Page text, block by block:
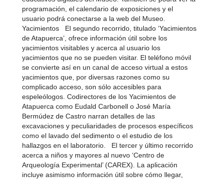
programación, el calendario de exposiciones y el
usuario podrá conectarse a la web del Museo.
Yacimientos El segundo recorrido, titulado ‘Yacimientos
de Atapuerca’, ofrece información útil sobre los
yacimientos visitables y acerca al usuario los
yacimientos que no se pueden visitar. El teléfono móvil
se convierte así en un canal de acceso virtual a estos
yacimientos que, por diversas razones como su
complicado acceso, son sólo accesibles para
espeleólogos. Codirectores de los Yacimientos de
Atapuerca como Eudald Carbonell o José María
Bermúdez de Castro narran detalles de las
excavaciones y peculiaridades de procesos específicos
como el lavado del sedimento o el estudio de los
hallazgos en el laboratorio. El tercer y último recorrido
acerca a niños y mayores al nuevo ‘Centro de
Arqueología Experimental’ (CAREX). La aplicación
incluye asimismo información útil sobre cómo llegar,